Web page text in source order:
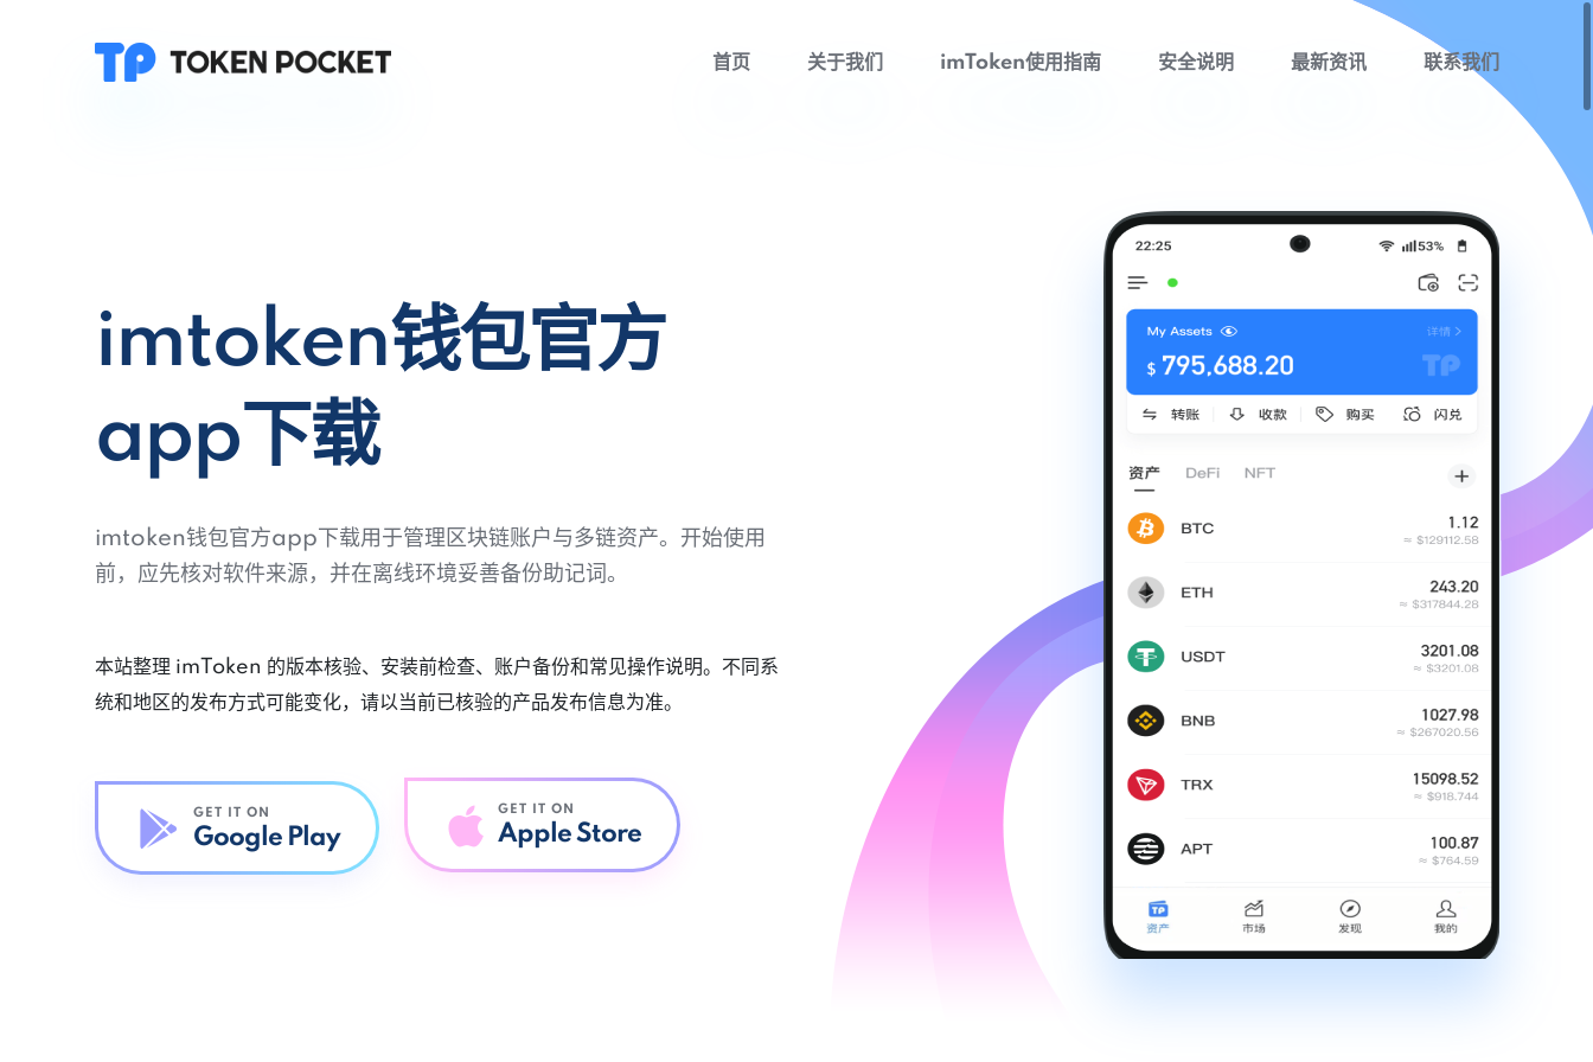
首页 关于我们 imToken使用指南 安全说明 最新资讯 联系我们
imtoken钱包官方
app下载
imtoken钱包官方app下载用于管理区块链账户与多链资产。开始使用
前，应先核对软件来源，并在离线环境妥善备份助记词。
本站整理 imToken 的版本核验、安装前检查、账户备份和常见操作说明。不同系
统和地区的发布方式可能变化，请以当前已核验的产品发布信息为准。
GET IT ON
Google Play
GET IT ON
Apple Store